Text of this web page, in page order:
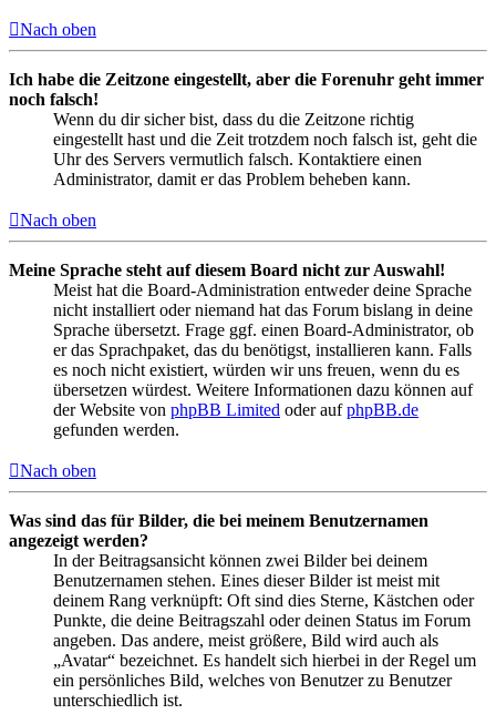
Nach oben
Ich habe die Zeitzone eingestellt, aber die Forenuhr geht immer
noch falsch!
Wenn du dir sicher bist, dass du die Zeitzone richtig
eingestellt hast und die Zeit trotzdem noch falsch ist, geht die
Uhr des Servers vermutlich falsch. Kontaktiere einen
Administrator, damit er das Problem beheben kann.
Nach oben
Meine Sprache steht auf diesem Board nicht zur Auswahl!
Meist hat die Board-Administration entweder deine Sprache
nicht installiert oder niemand hat das Forum bislang in deine
Sprache übersetzt. Frage ggf. einen Board-Administrator, ob
er das Sprachpaket, das du benötigst, installieren kann. Falls
es noch nicht existiert, würden wir uns freuen, wenn du es
übersetzen würdest. Weitere Informationen dazu können auf
der Website von phpBB Limited oder aufphpBB.de
gefunden werden.
Nach oben
Was sind das für Bilder, die bei meinem Benutzernamen
angezeigt werden?
In der Beitragsansicht können zwei Bilder bei deinem
Benutzernamen stehen. Eines dieser Bilder ist meist mit
deinem Rang verknüpft: Oft sind dies Sterne, Kästchen oder
Punkte, die deine Beitragszahl oder deinen Status im Forum
angeben. Das andere, meist größere, Bild wird auch als
„Avatar“ bezeichnet. Es handelt sich hierbei in der Regel um
ein persönliches Bild, welches von Benutzer zu Benutzer
unterschiedlich ist.